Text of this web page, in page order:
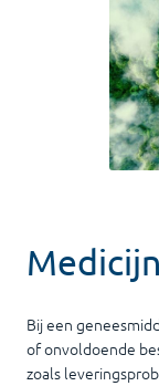
Bij een
of onvoldoende
zoals